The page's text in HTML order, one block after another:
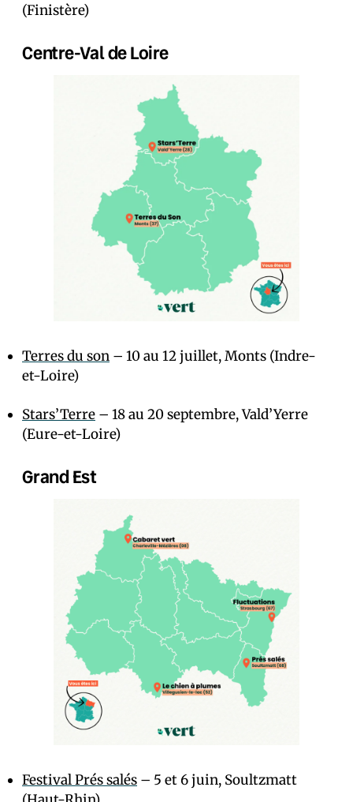
(Finistère)
Centre-Val de Loire
Terres du son – 10 au 12 juillet, Monts (Indre-
et-Loire)
Stars’Terre – 18 au 20 septembre, Vald’Yerre
(Eure-et-Loire)
Grand Est
Festival Prés salés – 5 et 6 juin, Soultzmatt